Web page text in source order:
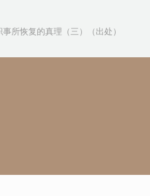
所恢复的真理（三）（出处）